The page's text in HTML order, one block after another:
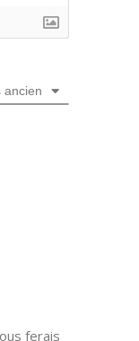
ancien
ferais